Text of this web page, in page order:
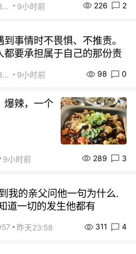
街友49168527 9小时前 226 2
事情时不畏惧、不推责。
都要承担属于自己的那份责
街友49168527 9小时前 98 0
爆辣，一个
9小时前 289 3
我的亲父问他一句为什么.
道一切的发生他都有
昨天23:58 311 4